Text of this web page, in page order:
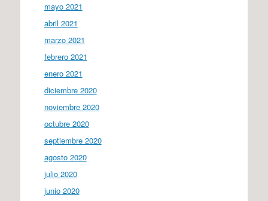
mayo 2021
abril 2021
marzo 2021
febrero 2021
enero 2021
diciembre 2020
noviembre 2020
octubre 2020
septiembre 2020
agosto 2020
julio 2020
junio 2020